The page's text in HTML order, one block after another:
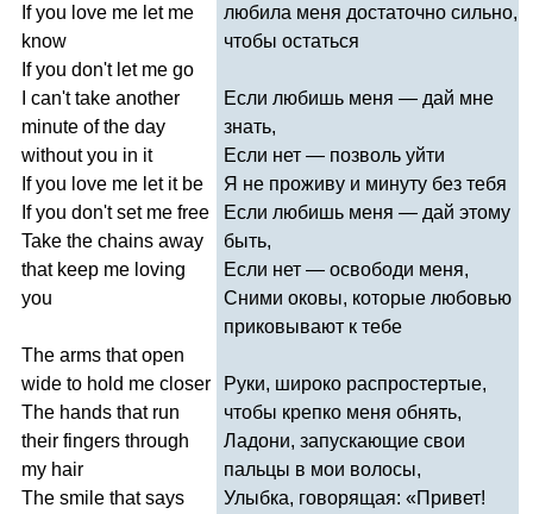
If you love me let me
know
If you don't let me go
can't take another
minute of the day
without you in it
If you love me let it be
If you don't set me free
Take the chains away
that keep me loving
you
The arms that open
wide to hold me closer
The hands that run
their fingers through
my hair
The smile that says
любила меня достаточно сильно,
чтобы остаться
Если любишь меня — дай мне
знать,
Если нет — позволь уйти
Я не проживу и минуту без тебя
Если любишь меня — дай этому
быть,
Если нет — освободи меня,
Сними оковы, которые любовью
приковывают к тебе
Руки, широко распростертые,
чтобы крепко меня обнять,
Ладони, запускающие свои
пальцы в мои волосы,
Улыбка, говорящая: «Привет!